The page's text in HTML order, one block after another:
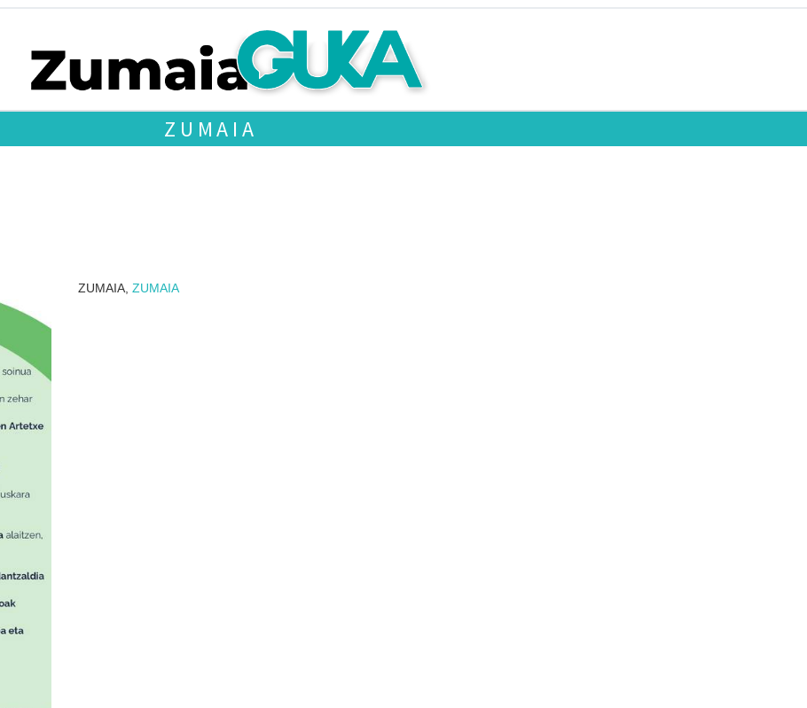
ZUMAIA
ZUMAIA, ZUMAIA